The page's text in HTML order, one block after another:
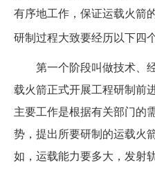
有序地工作，保证运载火箭
研制过程大致要经历以下四
第一个阶段叫做技术、
载火箭正式开展工程研制前
主要工作是根据有关部门的
势，提出所要研制的运载火
如，运载能力要多大，发射